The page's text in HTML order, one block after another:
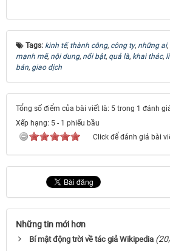
Tags: kinh tế, thành công, công ty, những ai,
mạnh mẽ, nội dung, nổi bật, quả là, khai thác,
bán, giao dịch
Tổng số điểm của bài viết là: 5 trong 1 đánh
Xếp hạng: 5 - 1 phiếu bầu
Click để đánh giá bài
Những tin mới hơn
Bí mật động trời về tác giả Wikipedia